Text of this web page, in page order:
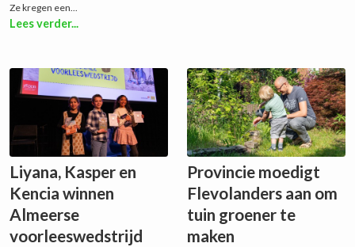
Ze kregen een...
Lees verder...
Liyana, Kasper en
Kencia winnen
Almeerse
voorleeswedstrijd
Provincie moedigt
Flevolanders aan om
tuin groener te
maken